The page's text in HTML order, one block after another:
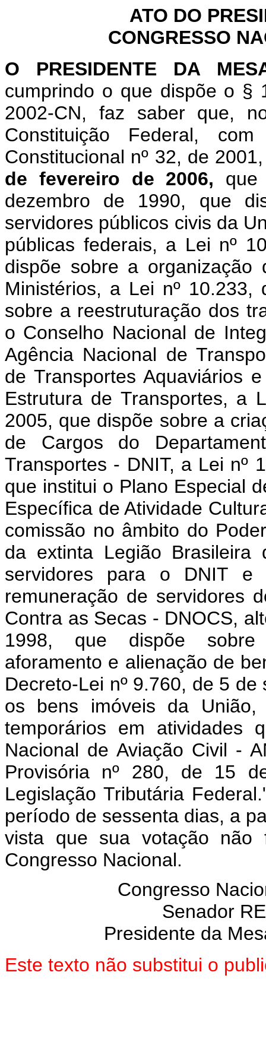
ATO DO
CONGRESSO
O PRESIDENTE DA
cumprindo o que dispõe o §
2002-CN, faz saber que,
Constituição Federal,
Constitucional nº 32, de
de fevereiro de 2006,
dezembro de 1990, que
servidores públicos civis da
públicas federais, a Lei nº
dispõe sobre a
Ministérios, a Lei nº
sobre a reestruturação dos
o Conselho Nacional de
Agência Nacional de
de Transportes Aquaviários
Estrutura de Transportes, a
2005, que dispõe sobre a
de Cargos do
Transportes - DNIT, a Lei nº
que institui o Plano Especial
Específica de Atividade
comissão no âmbito do
da extinta Legião Brasileira
servidores para o DNIT e
remuneração de servidores
Contra as Secas - DNOCS,
1998, que dispõe sobre
aforamento e alienação de
Decreto-Lei nº 9.760, de 5
os bens imóveis da União,
temporários em atividades
Nacional de Aviação Civil -
Provisória nº 280, de 15
Legislação Tributária
período de sessenta dias, a
vista que sua votação não
Congresso Nacional.
Congresso
Senador
Presidente da
Este texto não substitui o